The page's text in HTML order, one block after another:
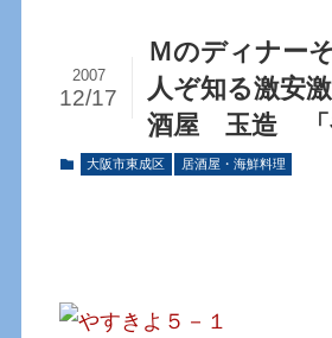
Ｍのディナー
人ぞ知る激安
酒屋 玉造 「
2007
12/17
大阪市東成区 居酒屋・海鮮料理